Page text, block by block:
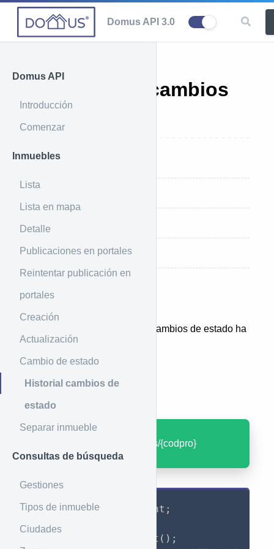
Domus API 3.0
Domus API
Introducción
Comenzar
Inmuebles
Lista
Lista en mapa
Detalle
Publicaciones en portales
Reintentar publicación en
portales
Creación
Actualización
Cambio de estado
Historial cambios de
estado
Separar inmueble
Consultas de búsqueda
Gestiones
Tipos de inmueble
Ciudades
Historial de cambios
de estado
Ejemplo de respuesta
Parámetros que recibe
Introducción
Éste método permite ver qué cambios de estado ha
Ejemplo de uso
: /properties/status/{codpro}
use GuzzleHttp Client ;
Client ( ) ;